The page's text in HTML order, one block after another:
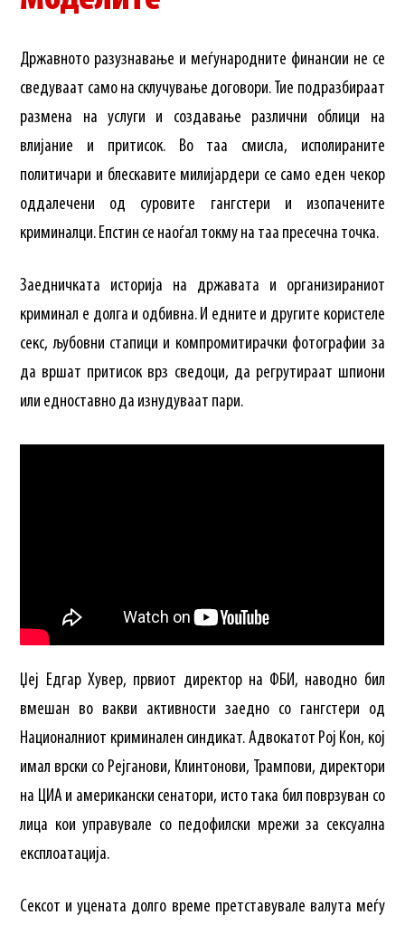
Државното разузнавање и меѓународните финансии не се
сведуваат само на склучување договори. Тие подразбираат
размена на услуги и создавање различни облици на
влијание и притисок. Во таа смисла, исполираните
политичари и блескавите милијардери се само еден чекор
оддалечени од суровите гангстери и изопачените
криминалци. Епстин се наоѓал токму на таа пресечна точка.
Заедничката историја на државата и организираниот
криминал е долга и одбивна. И едните и другите користеле
секс, љубовни стапици и компромитирачки фотографии за
да вршат притисок врз сведоци, да регрутираат шпиони
или едноставно да изнудуваат пари.
Џеј Едгар Хувер, првиот директор на ФБИ, наводно бил
вмешан во вакви активности заедно со гангстери од
Националниот криминален синдикат. Адвокатот Рој Кон, кој
имал врски со Рејганови, Клинтонови, Трампови, директори
на ЦИА и американски сенатори, исто така бил поврзуван со
лица кои управувале со педофилски мрежи за сексуална
експлоатација.
Сексот и уцената долго време претставувале валута меѓу